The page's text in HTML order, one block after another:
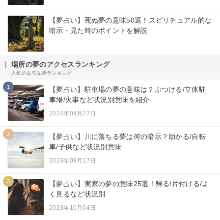
【夢占い】死ぬ夢の意味50選！スピリチュアル的な
暗示・見た時のポイントを解説
場所の夢のアクセスランキング
人気のある記事ランキング
1
【夢占い】駐車場の夢の意味は？ぶつける/立体駐
車場/火事など状況別意味を紹介
2024年04月27日
2
【夢占い】川に落ちる夢は何の暗示？助かる/自転
車/子供など状況別意味
2023年08月17日
3
【夢占い】実家の夢の意味25選！帰る/片付ける/よ
く見るなど状況別
2023年10月04日